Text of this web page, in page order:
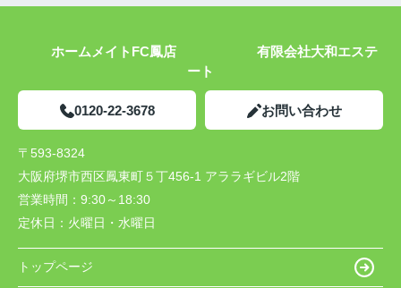
ホームメイトFC鳳店 有限会社大和エステ
ート
0120-22-3678 お問い合わせ
〒593-8324
大阪府堺市西区鳳東町５丁456-1 アララギビル2階
営業時間： 9:30～18:30
定休日： 火曜日・水曜日
トップページ